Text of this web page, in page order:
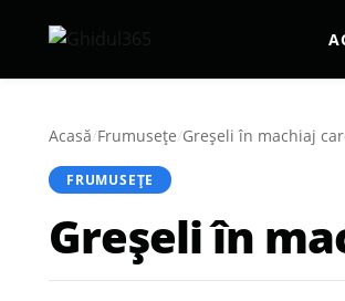
Acasă/Frumusețe/Greșeli în machiaj
FRUMUSEȚE
Greșeli în